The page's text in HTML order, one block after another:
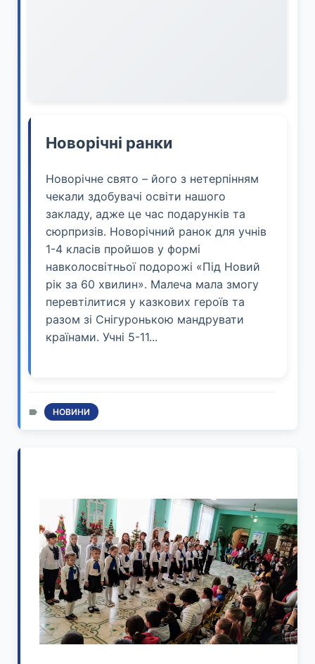
Новорічні ранки
Новорічне свято – його з нетерпінням
чекали здобувачі освіти нашого
закладу, адже це час подарунків та
сюрпризів. Новорічний ранок для учнів
1-4 класів пройшов у формі
навколосвітньої подорожі «Під Новий
рік за 60 хвилин». Малеча мала змогу
перевтілитися у казкових героїв та
разом зі Снігуронькою мандрувати
країнами. Учні 5-11...
НОВИНИ